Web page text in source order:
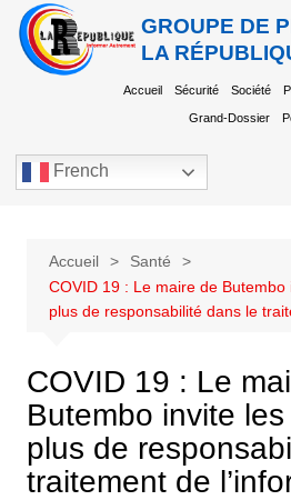
GROUPE DE
LA
Accueil Sécurité Société
Grand-Dossier
French
Accueil
Santé
COVID 19 : Le maire de Butembo
plus de responsabilité dans le
COVID 19 : Le
Butembo invite
plus de
traitement de